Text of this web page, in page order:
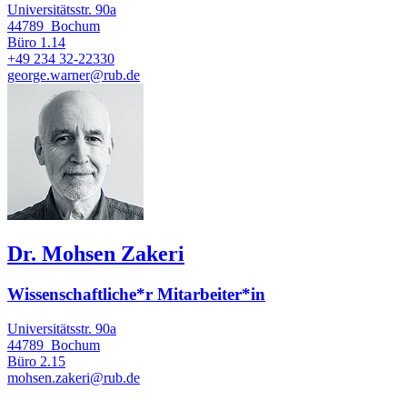
Universitätsstr. 90a
44789 Bochum
Büro 1.14
+49 234 32-22330
george.warner@rub.de
Dr. Mohsen Zakeri
Wissenschaftliche*r Mitarbeiter*in
Universitätsstr. 90a
44789 Bochum
Büro 2.15
mohsen.zakeri@rub.de